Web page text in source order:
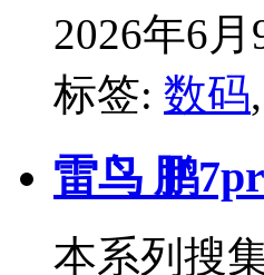
2026年6
标签: 数码,
雷鸟 鹏
本系列搜